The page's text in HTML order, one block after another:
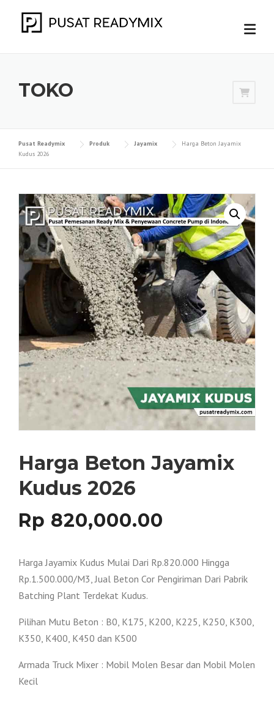
TOKO
Pusat Readymix Produk Jayamix
Harga Beton Jayamix
Kudus 2026
Harga Beton Jayamix
Kudus 2026
Rp 820,000.00
Harga Jayamix Kudus Mulai Dari Rp.820.000 Hingga
Rp.1.500.000/M3, Jual Beton Cor Pengiriman Dari Pabrik
Batching Plant Terdekat Kudus.
Pilihan Mutu Beton : B0, K175, K200, K225, K250, K300,
K350, K400, K450 dan K500
Armada Truck Mixer : Mobil Molen Besar dan Mobil Molen
Kecil